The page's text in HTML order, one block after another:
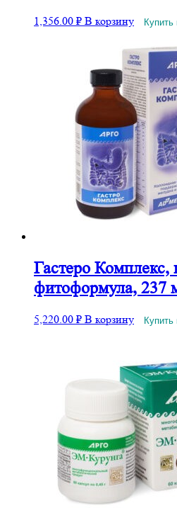
1,356.00 ₽ В корзину Купить
Гастеро Комплекс,
фитоформула, 237
5,220.00 ₽ В корзину Купить